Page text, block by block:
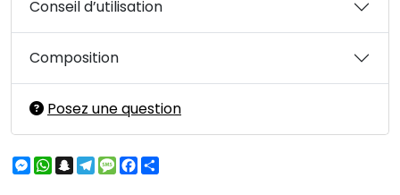
Conseil d’utilisation
Composition
Posez une question
Messenger
WhatsApp
Snapchat
Telegram
MessageFacebook